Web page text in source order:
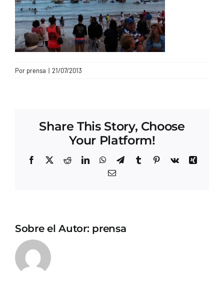
Por prensa | 21/07/2013
Share This Story, Choose
Your Platform!
Facebook
X RedditLinkedInWhatsApp
TelegramTumblrPinterest
Vk
Xing
Correo
Sobre el Autor: prensa